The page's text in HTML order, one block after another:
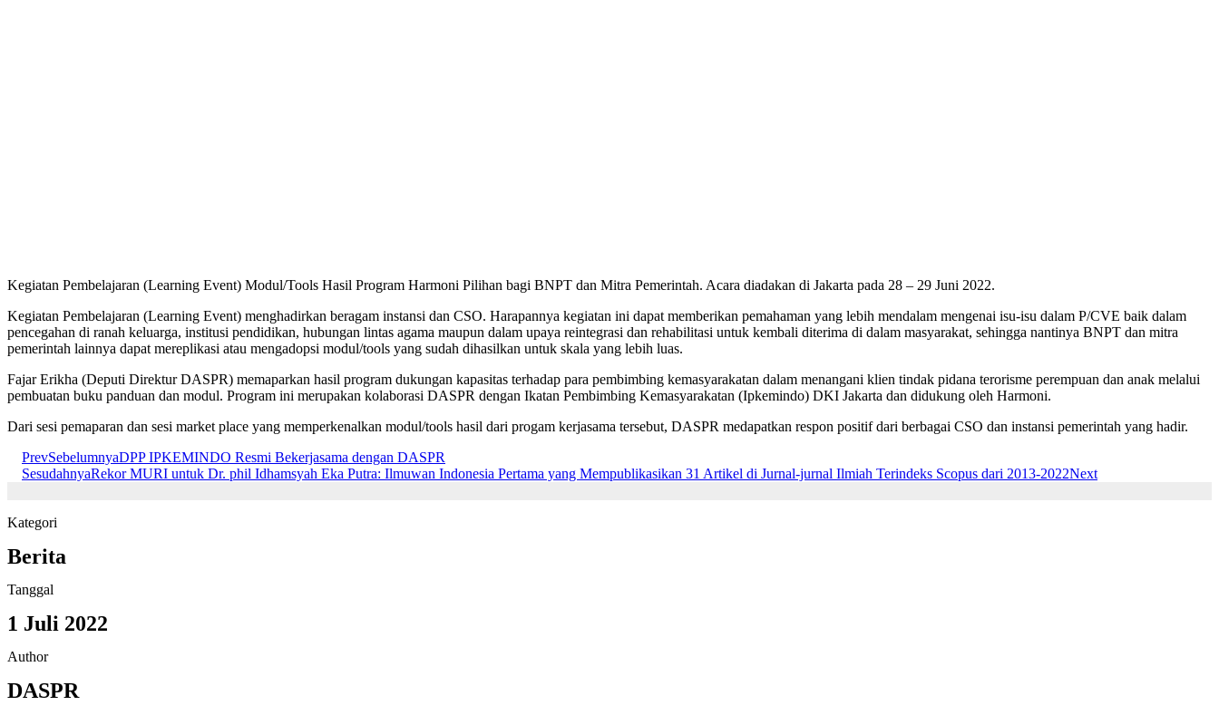
Kegiatan Pembelajaran (Learning Event) Modul/Tools Hasil Program Harmoni Pilihan bagi BNPT dan Mitra Pemerintah. Acara diadakan di Jakarta pada 28 – 29 Juni 2022.
Kegiatan Pembelajaran (Learning Event) menghadirkan beragam instansi dan CSO. Harapannya kegiatan ini dapat memberikan pemahaman yang lebih mendalam mengenai isu-isu dalam P/CVE baik dalam
pencegahan di ranah keluarga, institusi pendidikan, hubungan lintas agama maupun dalam upaya reintegrasi dan rehabilitasi untuk kembali diterima di dalam masyarakat, sehingga nantinya BNPT dan mitra
pemerintah lainnya dapat mereplikasi atau mengadopsi modul/tools yang sudah dihasilkan untuk skala yang lebih luas.
Fajar Erikha (Deputi Direktur DASPR) memaparkan hasil program dukungan kapasitas terhadap para pembimbing kemasyarakatan dalam menangani klien tindak pidana terorisme perempuan dan anak melalui
pembuatan buku panduan dan modul. Program ini merupakan kolaborasi DASPR dengan Ikatan Pembimbing Kemasyarakatan (Ipkemindo) DKI Jakarta dan didukung oleh Harmoni.
Dari sesi pemaparan dan sesi market place yang memperkenalkan modul/tools hasil dari progam kerjasama tersebut, DASPR medapatkan respon positif dari berbagai CSO dan instansi pemerintah yang hadir.
PrevSebelumnyaDPP IPKEMINDO Resmi Bekerjasama dengan DASPR
SesudahnyaRekor MURI untuk Dr. phil Idhamsyah Eka Putra: Ilmuwan Indonesia Pertama yang Mempublikasikan 31 Artikel di Jurnal-jurnal Ilmiah Terindeks Scopus dari 2013-2022Next
Kategori
Berita
Tanggal
1 Juli 2022
Author
DASPR